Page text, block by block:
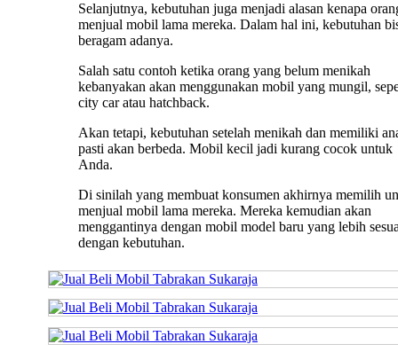
Selanjutnya, kebutuhan juga menjadi alasan kenapa
menjual mobil lama mereka. Dalam hal ini, kebutuhan
beragam adanya.
Salah satu contoh ketika orang yang belum menikah
kebanyakan akan menggunakan mobil yang mungil,
city car atau hatchback.
Akan tetapi, kebutuhan setelah menikah dan memiliki
pasti akan berbeda. Mobil kecil jadi kurang cocok untuk
Anda.
Di sinilah yang membuat konsumen akhirnya memilih
menjual mobil lama mereka. Mereka kemudian akan
menggantinya dengan mobil model baru yang lebih
dengan kebutuhan.